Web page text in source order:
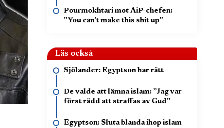
Pourmokhtari mot AiP-chefen:
”You can’t make this shit up”
Läs också
De valde att lämna islam: ”Jag var
först rädd att straffas av Gud”
Egyptson: Sluta blanda ihop islam